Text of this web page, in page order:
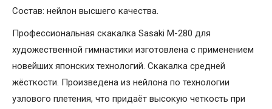
Состав: нейлон высшего качества.
Профессиональная скакалка Sasaki M-280 для
художественной гимнастики изготовлена с применением
новейших японских технологий. Скакалка средней
жёсткости. Произведена из нейлона по технологии
узлового плетения, что придаёт высокую четкость при